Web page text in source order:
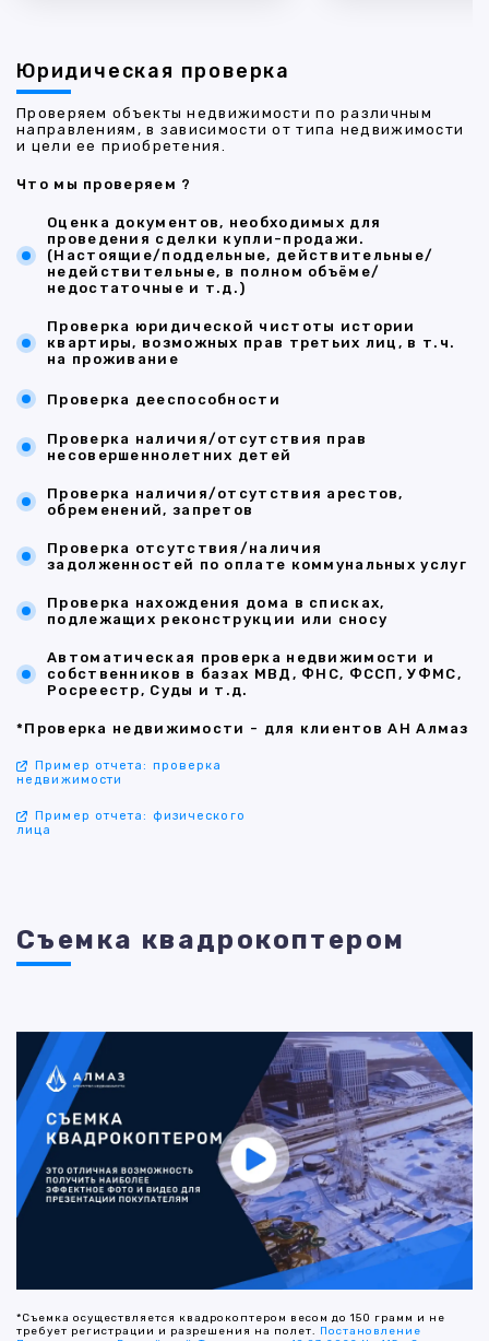
Юридическая проверка
Проверяем объекты недвижимости по различным
направлениям, в зависимости от типа недвижимости
и цели ее приобретения.
Что мы проверяем ?
Оценка документов, необходимых для
проведения сделки купли-продажи.
(Настоящие/поддельные, действительные/
недействительные, в полном объёме/
недостаточные и т.д.)
Проверка юридической чистоты истории
квартиры, возможных прав третьих лиц, в т.ч.
на проживание
Проверка дееспособности
Проверка наличия/отсутствия прав
несовершеннолетних детей
Проверка наличия/отсутствия арестов,
обременений, запретов
Проверка отсутствия/наличия
задолженностей по оплате коммунальных услуг
Проверка нахождения дома в списках,
подлежащих реконструкции или сносу
Автоматическая проверка недвижимости и
собственников в базах МВД, ФНС, ФССП, УФМС,
Росреестр, Суды и т.д.
*Проверка недвижимости - для клиентов АН Алмаз
Пример отчета: проверка
недвижимости
Пример отчета: физического
лица
Съемка квадрокоптером
*Съемка осуществляется квадрокоптером весом до 150 грамм и не
требует регистрации и разрешения на полет. Постановление